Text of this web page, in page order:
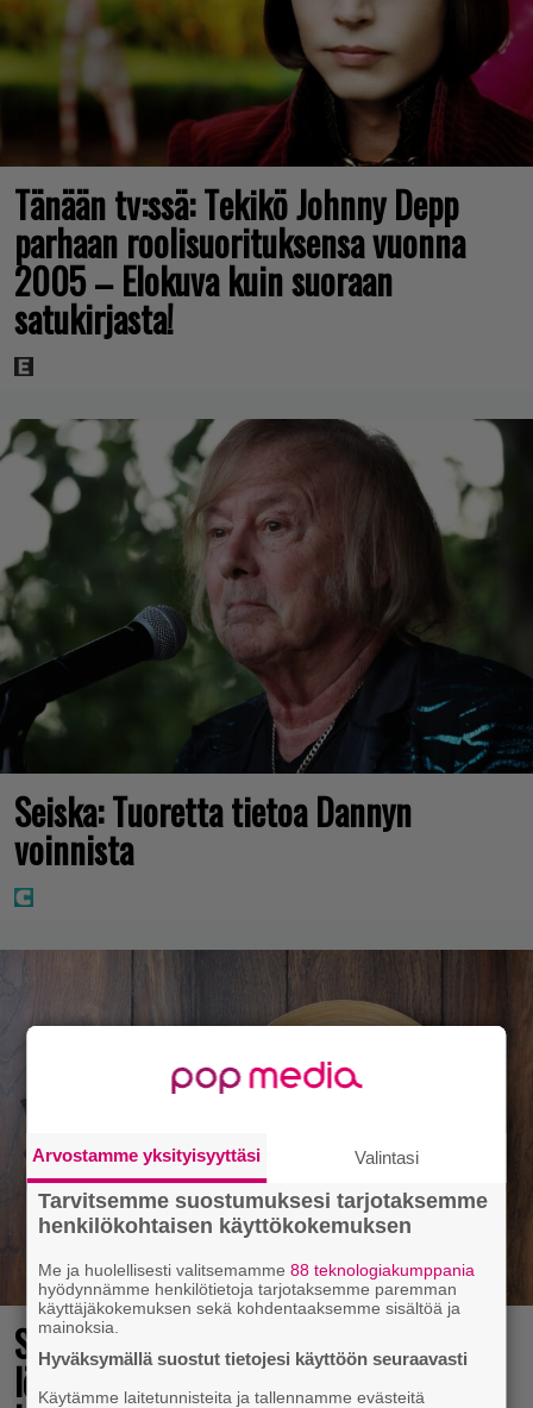
Tänään tv:ssä: Tekikö Johnny Depp
parhaan roolisuorituksensa vuonna
2005 – Elokuva kuin suoraan
satukirjasta!
Seiska: Tuoretta tietoa Dannyn
voinnista
Syötkö perunoita näin? Tutkijat
löysivät yhteyden vakavaan
Arvostamme yksityisyyttäsi Valintasi
Tarvitsemme suostumuksesi tarjotaksemme
henkilökohtaisen käyttökokemuksen
Me ja huolellisesti valitsemamme88 teknologiakumppania
hyödynnämme henkilötietoja tarjotaksemme paremman
käyttäjäkokemuksen sekä kohdentaaksemme sisältöä ja
mainoksia.
Hyväksymällä suostut tietojesi käyttöön seuraavasti
Käytämme laitetunnisteita ja tallennamme evästeitä